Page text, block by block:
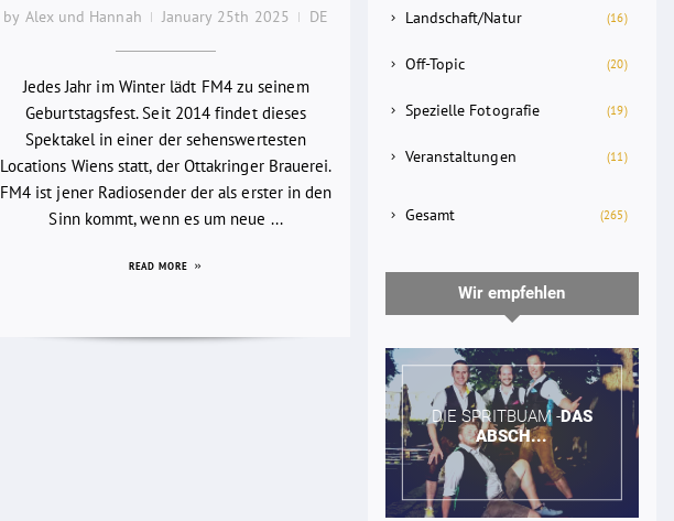
by Alex und Hannah January 25th 2025 DE
Jedes Jahr im Winter lädt FM4 zu seinem
Geburtstagsfest. Seit 2014 findet dieses
Spektakel in einer der sehenswertesten
Locations Wiens statt, der Ottakringer Brauerei.
FM4 ist jener Radiosender der als erster in den
Sinn kommt, wenn es um neue ...
READ MORE
Landschaft/Natur (16)
Off-Topic (20)
Spezielle Fotografie (19)
Veranstaltungen (11)
Gesamt (265)
Wir empfehlen
DIE SPRITBUAM -​DAS
ABSCH...